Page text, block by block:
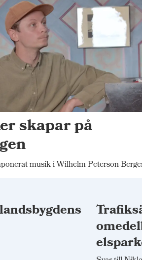
skapar på
musik i Wilhelm Peterson-